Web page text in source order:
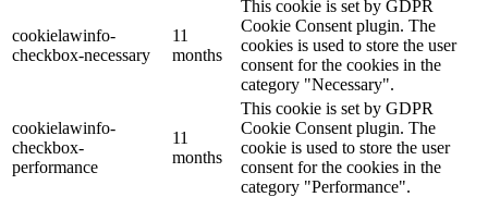
cookielawinfo-
checkbox-necessary
11
months
This cookie is set by GDPR
Cookie Consent plugin. The
cookies is used to store the user
consent for the cookies in the
category "Necessary".
cookielawinfo-
checkbox-
performance
11
months
This cookie is set by GDPR
Cookie Consent plugin. The
cookie is used to store the user
consent for the cookies in the
category "Performance".